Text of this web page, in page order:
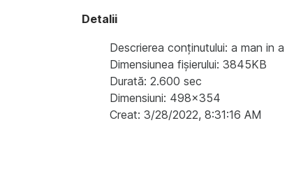
Detalii
Descrierea conținutului: a man in
Dimensiunea fișierului: 3845KB
Durată: 2.600 sec
Dimensiuni: 498x354
Creat: 3/28/2022, 8:31:16 AM